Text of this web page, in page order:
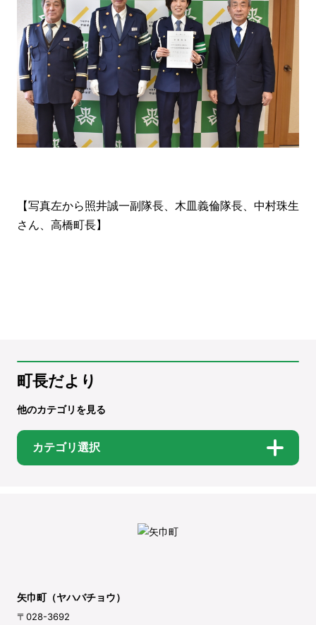
【写真左から照井誠一副隊長、木皿義倫隊長、中村珠生
さん、高橋町長】
町長だより
他のカテゴリを見る
カテゴリ選択
矢巾町（ヤハバチョウ）
〒028-3692